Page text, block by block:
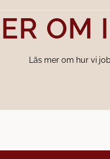
OM
Läs mer om hur vi